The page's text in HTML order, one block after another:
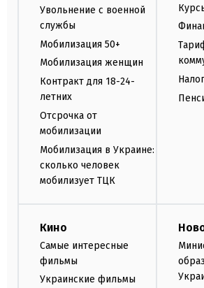
Увольнение с военной
службы
Мобилизация 50+
Мобилизация женщин
Контракт для 18-24-
летних
Отсрочка от
мобилизации
Мобилизация в Украине:
сколько человек
мобилизует ТЦК
Кино
Самые интересные
фильмы
Украинские фильмы